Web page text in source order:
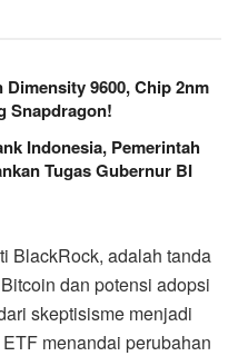
Dimensity 9600, Chip 2nm
Snapdragon!
Indonesia, Pemerintah
Tugas Gubernur BI
BlackRock, adalah tanda
dan potensi adopsi
skeptisisme menjadi
menandai perubahan